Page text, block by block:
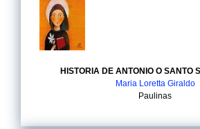
HISTORIA DE ANTONIO O SANTO
Maria Loretta Giraldo
Paulinas